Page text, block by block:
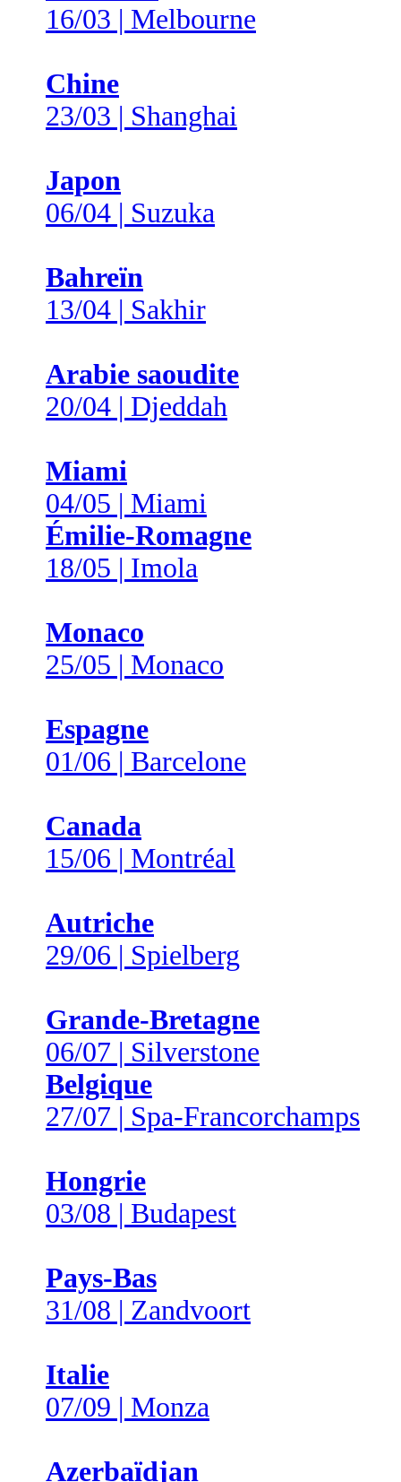
16/03 | Melbourne
Chine
23/03 | Shanghai
Japon
06/04 | Suzuka
Bahreïn
13/04 | Sakhir
Arabie saoudite
20/04 | Djeddah
Miami
04/05 | Miami
Émilie-Romagne
18/05 | Imola
Monaco
25/05 | Monaco
Espagne
01/06 | Barcelone
Canada
15/06 | Montréal
Autriche
29/06 | Spielberg
Grande-Bretagne
06/07 | Silverstone
Belgique
27/07 | Spa-Francorchamps
Hongrie
03/08 | Budapest
Pays-Bas
31/08 | Zandvoort
Italie
07/09 | Monza
Azerbaïdjan